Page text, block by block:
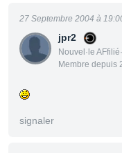
jpr2
Nouvel·le
Membre depuis
27 Septembre 2004 à
signaler